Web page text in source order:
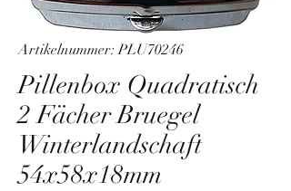
Artikelnummer: PLU70246
Pillenbox Quadratisch
2 Fächer Bruegel
Winterlandschaft
54x58x18mm